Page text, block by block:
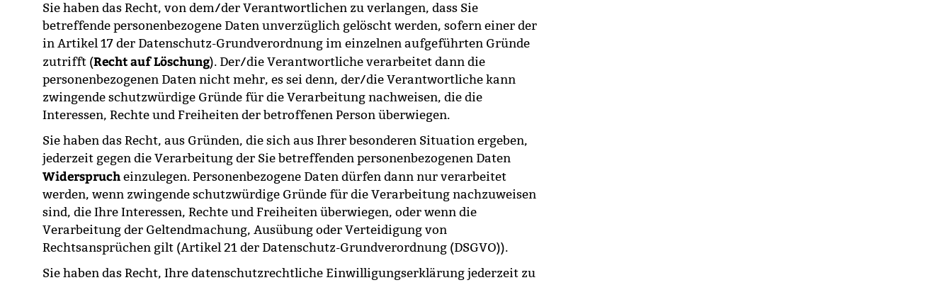
Sie haben das Recht, von dem/der Verantwortlichen zu verlangen, dass Sie
betreffende personenbezogene Daten unverzüglich gelöscht werden, sofern einer der
in Artikel 17 der Datenschutz-Grundverordnung im einzelnen aufgeführten Gründe
zutrifft (Recht auf Löschung). Der/die Verantwortliche verarbeitet dann die
personenbezogenen Daten nicht mehr, es sei denn, der/die Verantwortliche kann
zwingende schutzwürdige Gründe für die Verarbeitung nachweisen, die die
Interessen, Rechte und Freiheiten der betroffenen Person überwiegen.
Sie haben das Recht, aus Gründen, die sich aus Ihrer besonderen Situation ergeben,
jederzeit gegen die Verarbeitung der Sie betreffenden personenbezogenen Daten
Widersprucheinzulegen. Personenbezogene Daten dürfen dann nur verarbeitet
werden, wenn zwingende schutzwürdige Gründe für die Verarbeitung nachzuweisen
sind, die Ihre Interessen, Rechte und Freiheiten überwiegen, oder wenn die
Verarbeitung der Geltendmachung, Ausübung oder Verteidigung von
Rechtsansprüchen gilt (Artikel 21 der Datenschutz-Grundverordnung (DSGVO)).
Sie haben das Recht, Ihre datenschutzrechtliche Einwilligungserklärung jederzeit zu